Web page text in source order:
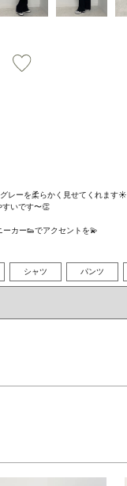
レーを柔らかく見せてくれます☀️
いです〜👏
カー👟でアクセントを💫
シャツ パンツ